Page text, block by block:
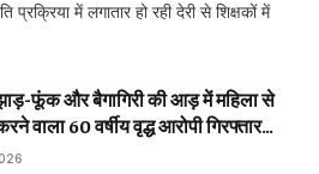
में लगातार हो रही देरी से शिक्षकों में
झाड़-फूंक और बैगागिरी की आड़ में महिला से
वाला 60 वर्षीय वृद्ध आरोपी गिरफ्तार…